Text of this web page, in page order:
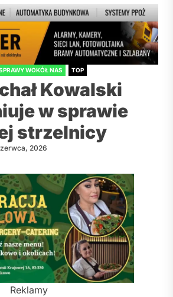
WOKÓŁ NAS TOP
Kowalski
w sprawie
strzelnicy
2026
Reklamy